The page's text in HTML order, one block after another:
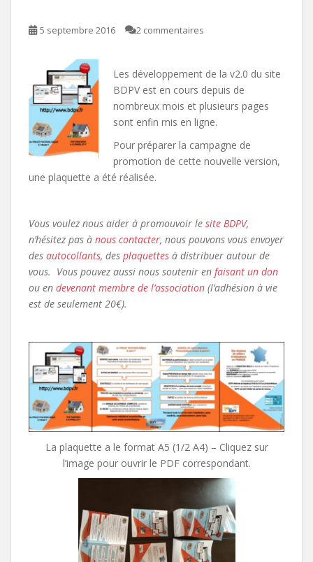
5 septembre 2016 2 commentaires
Les développement de la v2.0 du site
BDPV est en cours depuis de
nombreux mois et plusieurs pages
sont enfin mis en ligne.
Pour préparer la campagne de
promotion de cette nouvelle version,
une plaquette a été réalisée.
Vous voulez nous aider à promouvoir le site BDPV,
n’hésitez pas à nous contacter, nous pouvons vous envoyer
des autocollants, des plaquettes à distribuer autour de
vous. Vous pouvez aussi nous soutenir en faisant un don
ou en devenant membre de l’association (l’adhésion à vie
est de seulement 20€).
La plaquette a le format A5 (1/2 A4) – Cliquez sur
l’image pour ouvrir le PDF correspondant.